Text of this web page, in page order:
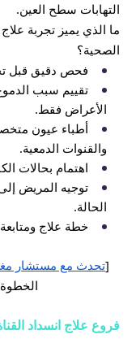
التهابات سطح العين.
ما الذي يميز تجربة
الصحية؟
فحص دقيق قبل
تقييم سبب
الأعراض فقط.
أطباء عيون
والقنوات الدمعية.
اهتمام بحالات
توجيه المريض
الحالة.
خطة علاج
[تحدث مع مستشار
فروع علاج انسداد